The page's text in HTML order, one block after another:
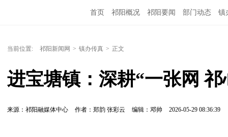
首页 祁阳概况 祁阳要闻 部门动态 镇
当前位置: 祁阳新闻网 > 镇办传真 > 正文
进宝塘镇：深耕“一张网
来源：祁阳融媒体中心 作者：郑韵 张彩云 编辑：邓帅 2026-05-29 08:36:39